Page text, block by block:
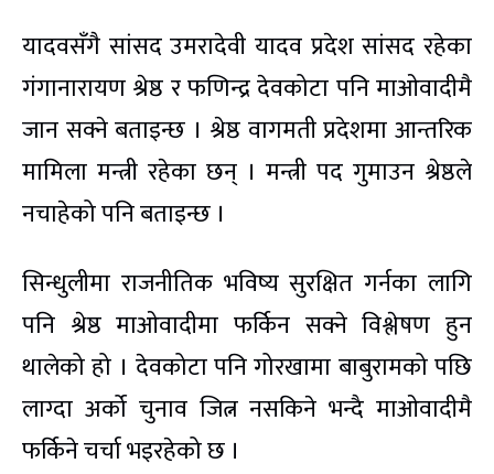
यादवसँगै सांसद उमरादेवी यादव प्रदेश सांसद रहेका
गंगानारायण श्रेष्ठ र फणिन्द्र देवकोटा पनि माओवादीमै
जान सक्ने बताइन्छ । श्रेष्ठ वागमती प्रदेशमा आन्तरिक
मामिला मन्त्री रहेका छन् । मन्त्री पद गुमाउन श्रेष्ठले
नचाहेको पनि बताइन्छ ।
सिन्धुलीमा राजनीतिक भविष्य सुरक्षित गर्नका लागि
पनि श्रेष्ठ माओवादीमा फर्किन सक्ने विश्लेषण हुन
थालेको हो । देवकोटा पनि गोरखामा बाबुरामको पछि
लाग्दा अर्को चुनाव जित्न नसकिने भन्दै माओवादीमै
फर्किने चर्चा भइरहेको छ ।